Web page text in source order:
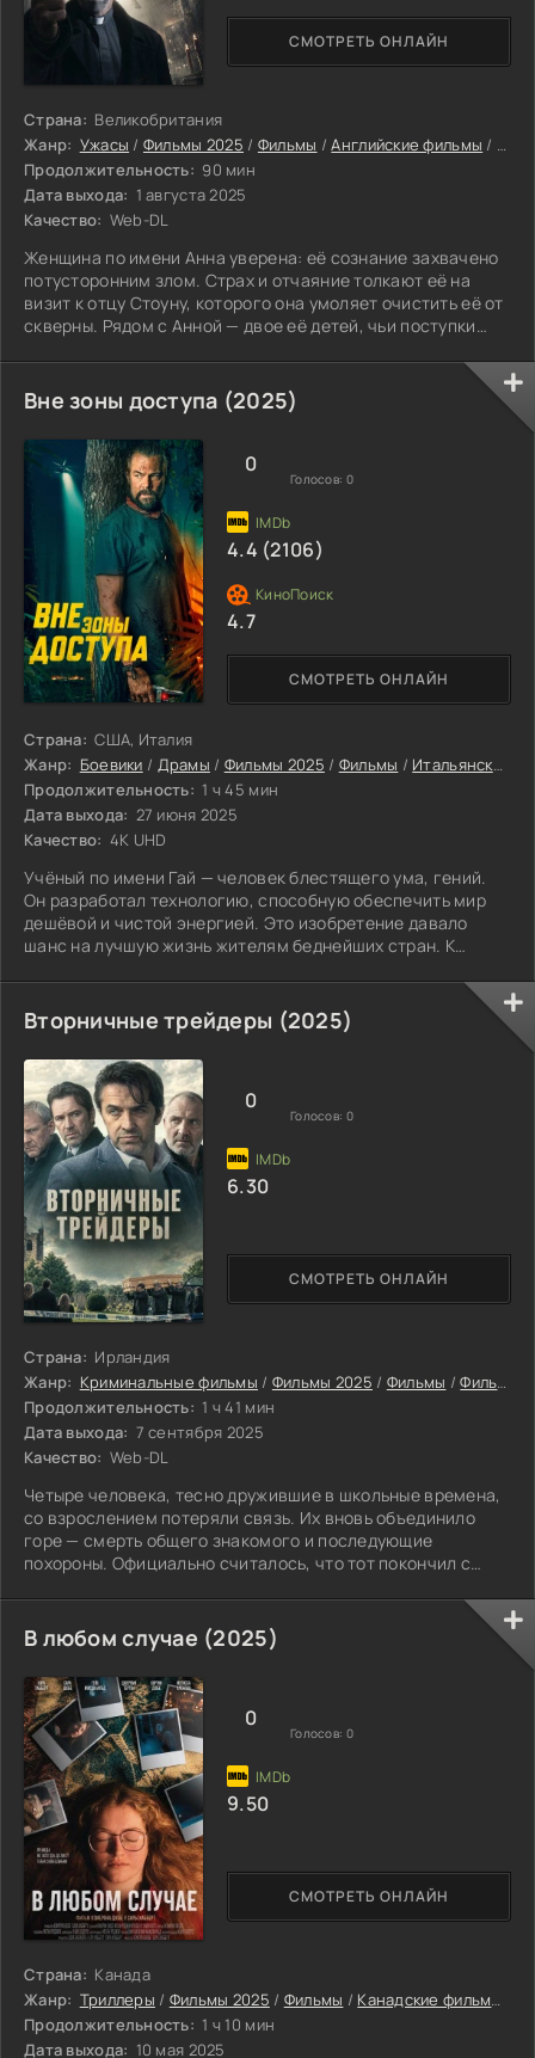
Страна: Великобритания
Жанр: Ужасы / Фильмы 2025 / Фильмы /Английские фильмы /
Продолжительность: 90 мин
Дата выхода: 1 августа 2025
Качество: Web-DL
Женщина по имени Анна уверена: её сознание захвачено
потусторонним злом. Страх и отчаяние толкают её на
визит к отцу Стоуну, которого она умоляет очистить её от
скверны. Рядом с Анной — двое её детей, чьи поступки
СМОТРЕТЬ ОНЛАЙН
Вне зоны доступа (2025)
Страна: США, Италия
Жанр: Боевики / Драмы / Фильмы 2025 / Фильмы / Итальянские фильмы
Продолжительность: 1 ч 45 мин
Дата выхода: 27 июня 2025
Качество: 4K UHD
Учёный по имени Гай — человек блестящего ума, гений.
Он разработал технологию, способную обеспечить мир
дешёвой и чистой энергией. Это изобретение давало
шанс на лучшую жизнь жителям беднейших стран. К
потенциал. Военные структуры пожелали превратить
открытие в оружие. Гай отказался участвовать в таком
деле. Чтобы спасти свою работу, он сделал вид, что его
больше нет. Учёный взял другое имя и скрылся в
небольшом европейском посёлке. Там он живёт
СМОТРЕТЬ ОНЛАЙН
0
Голосов: 0
4.4 (2106)
4.7
Вторничные трейдеры (2025)
Страна: Ирландия
Жанр: Криминальные фильмы / Фильмы 2025 / Фильмы /Фильмы онлайн
Продолжительность: 1 ч 41 мин
Дата выхода: 7 сентября 2025
Качество: Web-DL
Четыре человека, тесно дружившие в школьные времена,
со взрослением потеряли связь. Их вновь объединило
горе — смерть общего знакомого и последующие
похороны. Официально считалось, что тот покончил с
нерешённые вопросы. Положение дел осложнилось, когда
молодая родственница умершего заявила о своём
несогласии. Она была убеждена, что смерть носит злой
умысел, и стала настойчиво просить старых приятелей
отца провести своё расследование. Согласие
СМОТРЕТЬ ОНЛАЙН
0
Голосов: 0
6.30
В любом случае (2025)
Страна: Канада
Жанр: Триллеры / Фильмы 2025 / Фильмы / Канадские фильмы
Продолжительность: 1 ч 10 мин
Дата выхода: 10 мая 2025
СМОТРЕТЬ ОНЛАЙН
0
Голосов: 0
9.50